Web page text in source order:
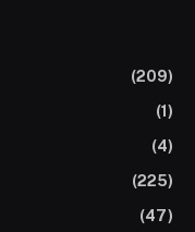
(209)
(1)
(4)
(225)
(47)